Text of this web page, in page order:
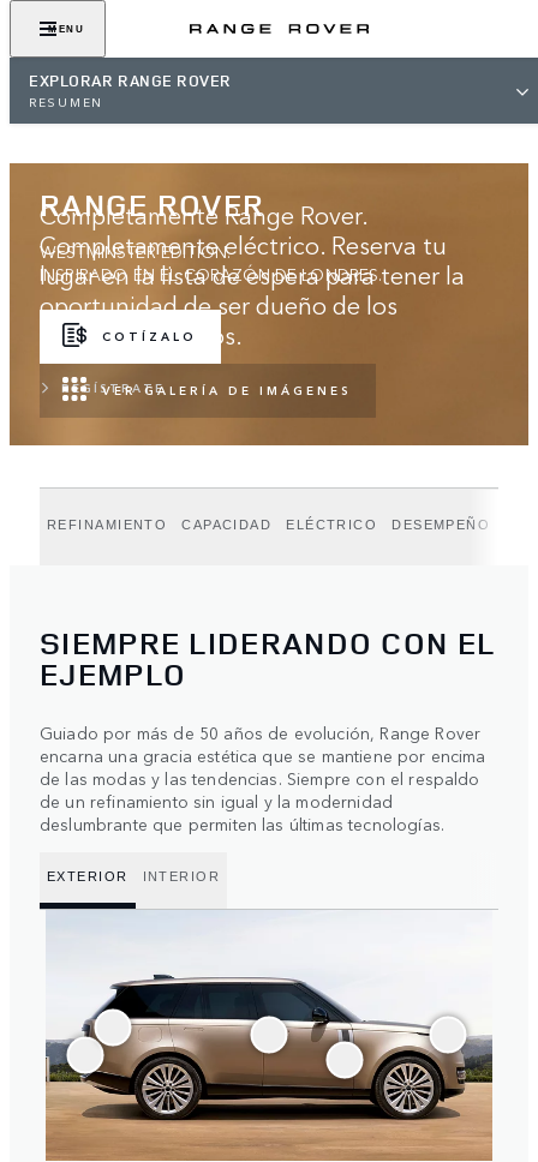
MENU
EXPLORAR RANGE ROVER
RESUMEN
RANGE ROVER
WESTMINSTER EDITION.
INSPIRADO EN EL CORAZÓN DE LONDRES.
COTÍZALO
VER GALERÍA DE IMÁGENES
Completamente Range Rover.
Completamente eléctrico. Reserva tu
lugar en la lista de espera para tener la
oportunidad de ser dueño de los
primeros modelos.
REGÍSTRATE
REFINAMIENTO CAPACIDAD ELÉCTRICO DESEMPEÑO
SIEMPRE LIDERANDO CON EL
EJEMPLO
Guiado por más de 50 años de evolución, Range Rover
encarna una gracia estética que se mantiene por encima
de las modas y las tendencias. Siempre con el respaldo
de un refinamiento sin igual y la modernidad
deslumbrante que permiten las últimas tecnologías.
EXTERIOR INTERIOR